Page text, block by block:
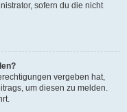
sofern du die nicht
vergeben hat,
um diesen zu melden.